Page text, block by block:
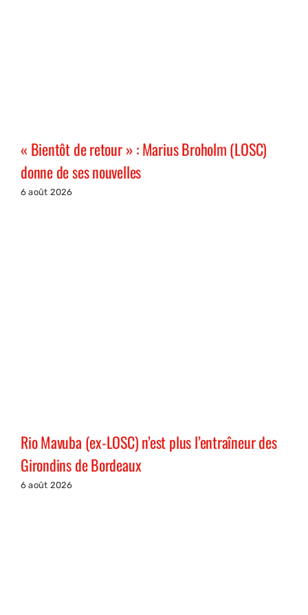
« Bientôt de retour » : Marius Broholm (LOSC)
donne de ses nouvelles
6 août 2026
Rio Mavuba (ex-LOSC) n’est plus l’entraîneur des
Girondins de Bordeaux
6 août 2026